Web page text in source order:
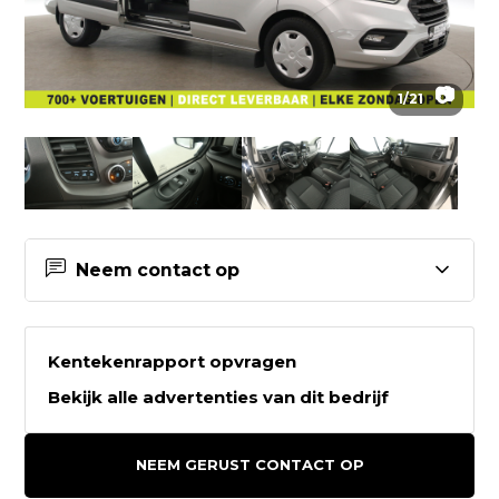
1/21 📷
Neem contact op
Contactgegevens Greven
Automotive
Kentekenrapport opvragen
Bekijk alle advertenties van dit bedrijf
NEEM GERUST CONTACT OP